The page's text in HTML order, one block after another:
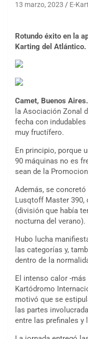
13 marzo, 2023 E-Kart
Rotundo éxito en la
Karting del Atlántico.
Camet, Buenos Aires.
la Asociación Zonal
fecha con
muy fructífero.
En principio, porque
90 máquinas no es
sean de la
Además, se
Lusqtoff Master
(división que había
nocturna del verano).
Hubo lucha
las categorías y,
dentro de la
El intenso calor -
Kartódromo
motivó que se
las partes
entre las prefinales y